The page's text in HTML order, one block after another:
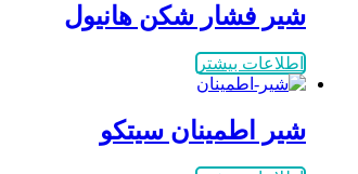
شیر فشار شکن هانیول
اطلاعات بیشتر
شیر اطمینان سیتکو